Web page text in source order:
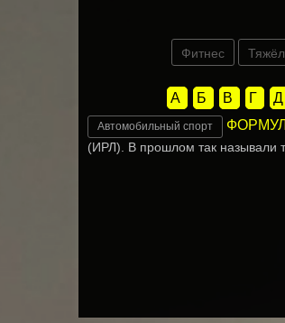
Фитнес
А Б В Г Д
Автомобильный спорт
(ИРЛ). В прошлом так называли